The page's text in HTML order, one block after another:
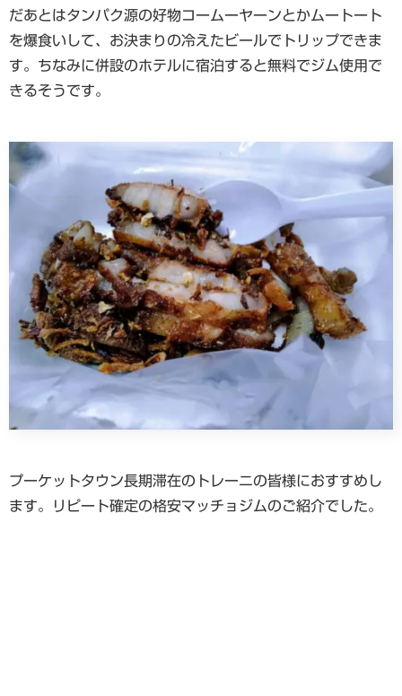
だあとはタンパク源の好物コームーヤーンとかムートート
を爆食いして、お決まりの冷えたビールでトリップできま
す。ちなみに併設のホテルに宿泊すると無料でジム使用で
きるそうです。
プーケットタウン長期滞在のトレーニの皆様におすすめし
ます。リピート確定の格安マッチョジムのご紹介でした。